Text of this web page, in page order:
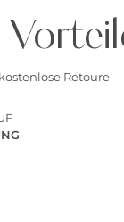
Retoure